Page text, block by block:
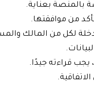
بالمنصة بعناية.
من موافقتها.
لكل من المالك
يجب قراءته جيدًا.